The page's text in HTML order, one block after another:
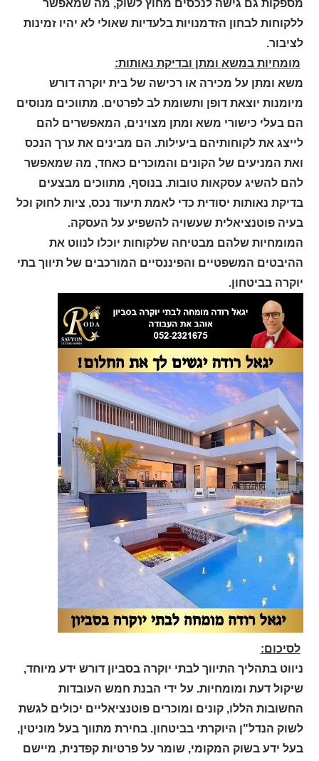
מספקות גם גישה לנכסים מחוץ לשוק, מה שמאפשר
ללקוחות לבחון הזדמנויות בלעדיות שאולי לא יהיו זמינות
לציבור.
מומחיות במשא ומתן ובדיקת נאותות:
משא ומתן על מכירה או רכישה של בית יוקרה דורש
מיומנות יוצאת דופן ותשומת לב לפרטים. מתווכים מנוסים
הם בעלי כישורי משא ומתן מצוינים, המאפשרים להם
לייצג את לקוחותיהם ביעילות. הם מבינים את ערך הנכס
ואת המניעים של הקונים והמוכרים כאחד, מה שמאפשר
להם להשיג עסקאות טובות. בנוסף, מתווכים מבצעים
בדיקת נאותות יסודית כדי לאמת תיעוד נכס, ציות לחוק וכל
בעיה פוטנציאלית שעשויה להשפיע על העסקה.
המומחיות שלהם מבטיחה שלקוחות יוכלו לנווט את
ההיבטים המשפטיים והפיננסיים המורכבים של תיווך בתי
יוקרה בביטחון.
לסיכום:
ניווט בתהליך התיווך לבתי יוקרה בסביון דורש ידע מיוחד,
שיקול דעת ומומחיות. על ידי הבנת חמש העובדות
החשובות הללו, קונים ומוכרים פוטנציאליים יכולים לגשת
לשוק הנדל"ן היוקרתי בביטחון. בחירת מתווך בעל מוניטין,
בעל ידע בשוק המקומי, שומר על פרטיות קפדנית, מיישם